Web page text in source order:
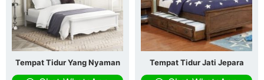
Tempat Tidur Yang Nyaman Tempat Tidur Jati Jepara